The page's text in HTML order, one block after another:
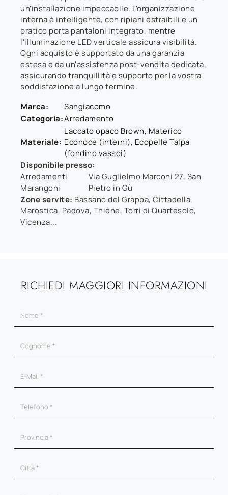
un'installazione impeccabile. L'organizzazione
interna è intelligente, con ripiani estraibili e un
pratico porta pantaloni integrato, mentre
l'illuminazione LED verticale assicura visibilità.
Ogni acquisto è supportato da una garanzia
estesa e da un'assistenza post-vendita dedicata,
assicurando tranquillità e supporto per la vostra
soddisfazione a lungo termine.
Marca:
Sangiacomo
Categoria:Arredamento
Materiale:
Laccato opaco Brown, Materico
Econoce (interni), Ecopelle Talpa
(fondino vassoi)
Disponibile presso:
Arredamenti
Marangoni
Via Guglielmo Marconi 27, San
Pietro in Gù
Zone servite: Bassano del Grappa, Cittadella,
Marostica, Padova, Thiene, Torri di Quartesolo,
Vicenza...
RICHIEDI MAGGIORI INFORMAZIONI